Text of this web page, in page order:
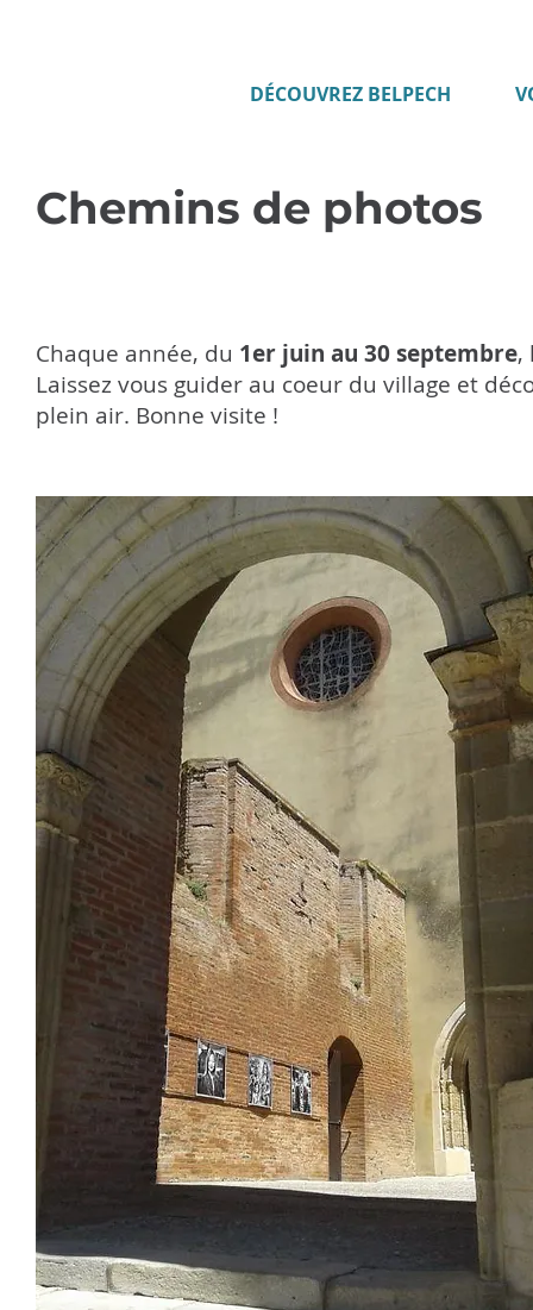
DÉCOUVREZ BELPECH
Chemins de photos
Chaque année, du 1er juin au 30 septembre,
Laissez vous guider au coeur du village et
plein air. Bonne visite !